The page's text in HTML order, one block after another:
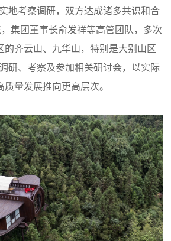
地考察调研，双方达成诸多共识和合
集团董事长俞发祥等高管团队，多次
的齐云山、九华山，特别是大别山区
研、考察及参加相关研讨会，以实际
质量发展推向更高层次。